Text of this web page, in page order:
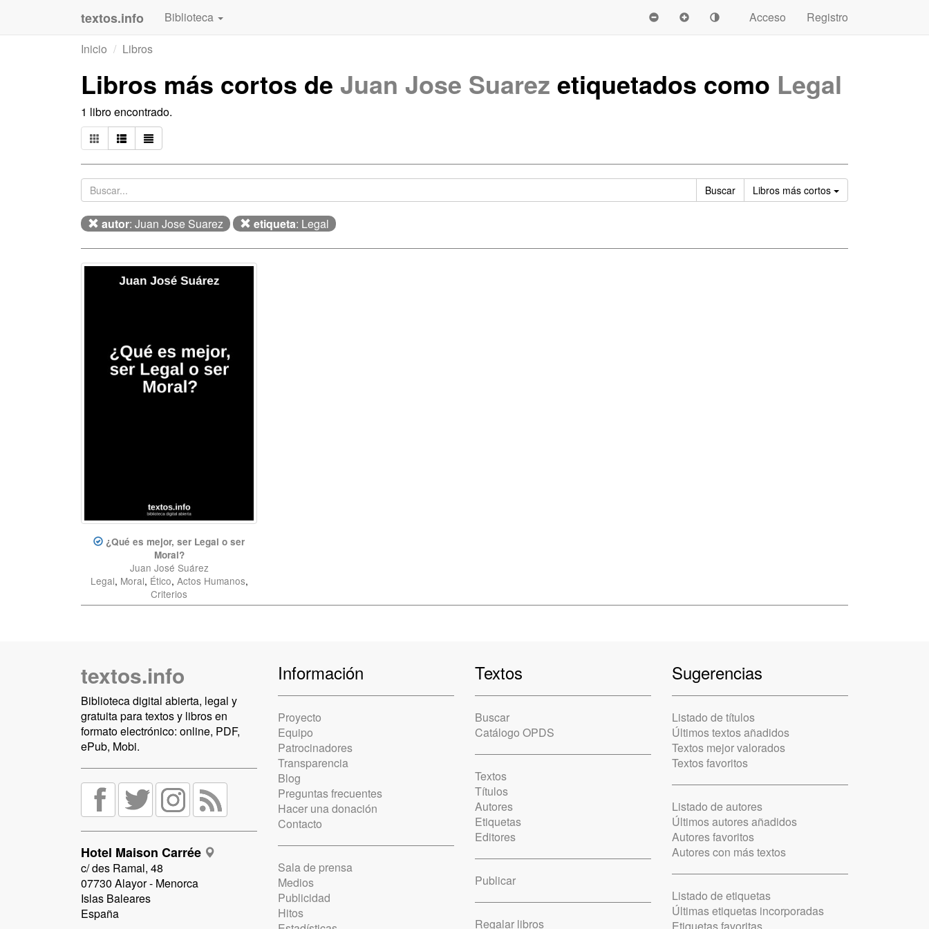
textos.info Biblioteca Acceso
Registro
Inicio
Libros
Libros más cortos de Juan Jose Suarez etiquetados como Legal
1 libro encontrado.
Buscar Libros más cortos Ordenar
autor: Juan Jose Suarez etiqueta: Legal
¿Qué es mejor, ser Legal o ser
Moral?
Juan José Suárez
Legal, Moral, Ético, Actos Humanos,
Criterios
textos.info
Biblioteca digital abierta, legal y
gratuita para textos y libros en
formato electrónico: online, PDF,
ePub, Mobi.
Hotel Maison Carrée
c/ des Ramal, 48
07730 Alayor - Menorca
Islas Baleares
España
Información
Proyecto
Equipo
Patrocinadores
Transparencia
Blog
Preguntas frecuentes
Hacer una donación
Contacto
Sala de prensa
Medios
Publicidad
Hitos
Textos
Buscar
Catálogo OPDS
Textos
Títulos
Autores
Etiquetas
Editores
Publicar
Regalar libros
Sugerencias
Listado de títulos
Últimos textos añadidos
Textos mejor valorados
Textos favoritos
Listado de autores
Últimos autores añadidos
Autores favoritos
Autores con más textos
Listado de etiquetas
Últimas etiquetas incorporadas